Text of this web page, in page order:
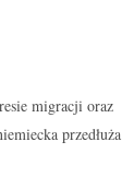
migracji oraz
przedłuża